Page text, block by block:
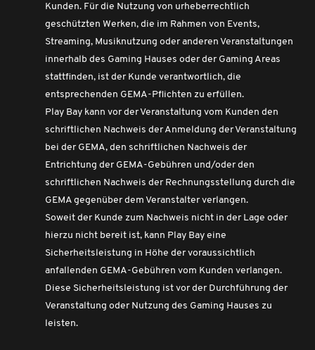
Kunden. Für die Nutzung von urheberrechtlich
geschützten Werken, die im Rahmen von Events,
Streaming, Musiknutzung oder anderen Veranstaltungen
innerhalb des Gaming Hauses oder der Gaming Areas
stattfinden, ist der Kunde verantwortlich, die
entsprechenden GEMA-Pflichten zu erfüllen.
Play Bay kann vor der Veranstaltung vom Kunden den
schriftlichen Nachweis der Anmeldung der Veranstaltung
bei der GEMA, den schriftlichen Nachweis der
Entrichtung der GEMA-Gebühren und/oder den
schriftlichen Nachweis der Rechnungsstellung durch die
GEMA gegenüber dem Veranstalter verlangen.
Soweit der Kunde zum Nachweis nicht in der Lage oder
hierzu nicht bereit ist, kann Play Bay eine
Sicherheitsleistung in Höhe der voraussichtlich
anfallenden GEMA-Gebühren vom Kunden verlangen.
Diese Sicherheitsleistung ist vor der Durchführung der
Veranstaltung oder Nutzung des Gaming Hauses zu
leisten.